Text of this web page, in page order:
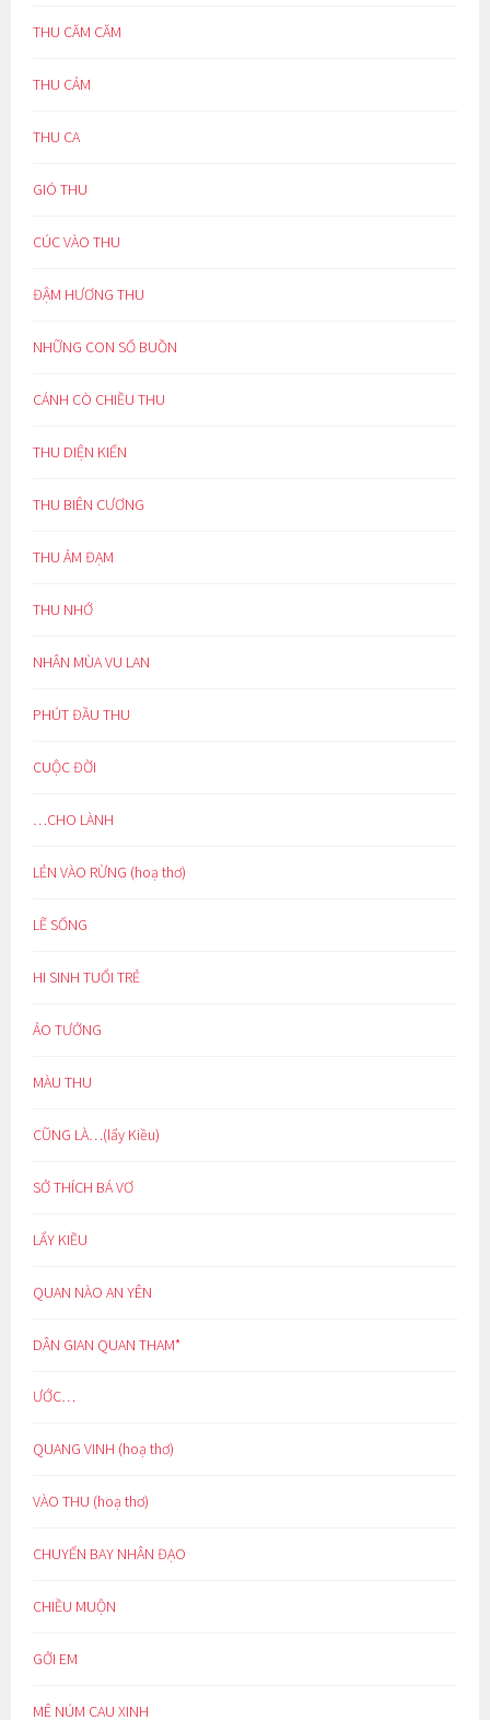
THU CĂM CĂM
THU CẢM
THU CA
GIÓ THU
CÚC VÀO THU
ĐẬM HƯƠNG THU
NHỮNG CON SỐ BUỒN
CÁNH CÒ CHIỀU THU
THU DIỆN KIẾN
THU BIÊN CƯƠNG
THU ẢM ĐẠM
THU NHỚ
NHÂN MÙA VU LAN
PHÚT ĐẦU THU
CUỘC ĐỜI
…CHO LÀNH
LẺN VÀO RỪNG (hoạ thơ)
LẼ SỐNG
HI SINH TUỔI TRẺ
ẢO TƯỞNG
MÀU THU
CŨNG LÀ…(lẩy Kiều)
SỞ THÍCH BÁ VƠ
LẨY KIỀU
QUAN NÀO AN YÊN
DÂN GIAN QUAN THAM*
ƯỚC…
QUANG VINH (hoạ thơ)
VÀO THU (hoạ thơ)
CHUYẾN BAY NHÂN ĐẠO
CHIỀU MUỘN
GỞI EM
MÊ NÚM CAU XINH